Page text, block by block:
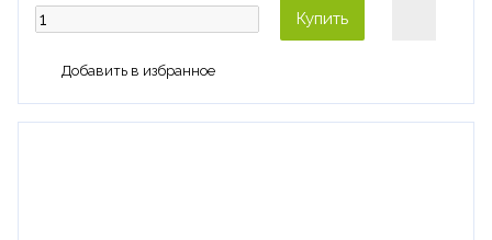
Купить